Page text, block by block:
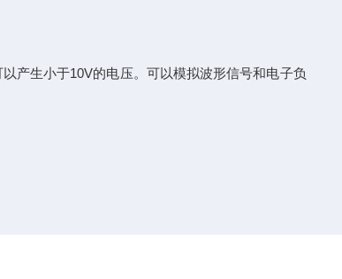
产生小于10V的电压。可以模拟波形信号和电子负